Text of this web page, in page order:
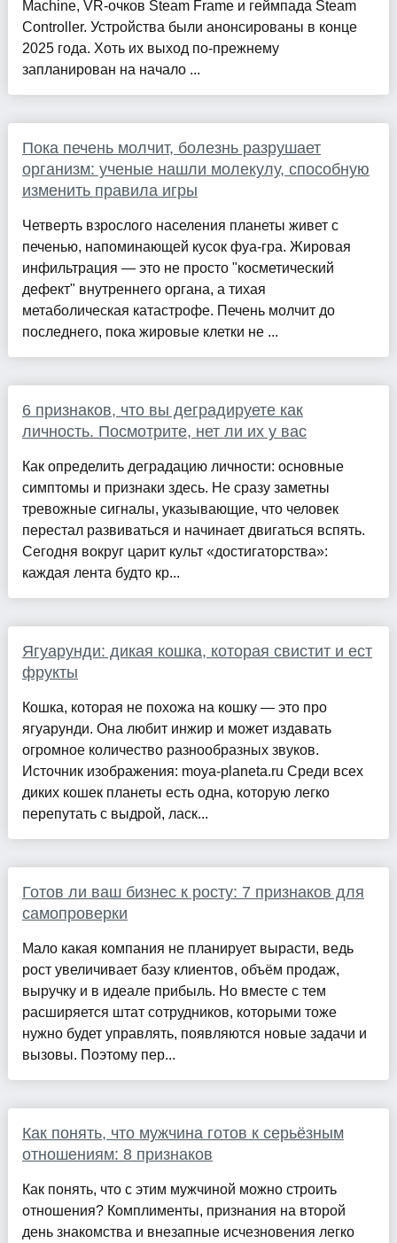
Machine, VR-очков Steam Frame и геймпада Steam
Controller. Устройства были анонсированы в конце
2025 года. Хоть их выход по-прежнему
запланирован на начало ...
Пока печень молчит, болезнь разрушает
организм: ученые нашли молекулу, способную
изменить правила игры
Четверть взрослого населения планеты живет с
печенью, напоминающей кусок фуа-гра. Жировая
инфильтрация — это не просто "косметический
дефект" внутреннего органа, а тихая
метаболическая катастрофе. Печень молчит до
последнего, пока жировые клетки не ...
6 признаков, что вы деградируете как
личность. Посмотрите, нет ли их у вас
Как определить деградацию личности: основные
симптомы и признаки здесь. Не сразу заметны
тревожные сигналы, указывающие, что человек
перестал развиваться и начинает двигаться вспять.
Сегодня вокруг царит культ «достигаторства»:
каждая лента будто кр...
Ягуарунди: дикая кошка, которая свистит и ест
фрукты
Кошка, которая не похожа на кошку — это про
ягуарунди. Она любит инжир и может издавать
огромное количество разнообразных звуков.
Источник изображения: moya-planeta.ru Среди всех
диких кошек планеты есть одна, которую легко
перепутать с выдрой, ласк...
Готов ли ваш бизнес к росту: 7 признаков для
самопроверки
Мало какая компания не планирует вырасти, ведь
рост увеличивает базу клиентов, объём продаж,
выручку и в идеале прибыль. Но вместе с тем
расширяется штат сотрудников, которыми тоже
нужно будет управлять, появляются новые задачи и
вызовы. Поэтому пер...
Как понять, что мужчина готов к серьёзным
отношениям: 8 признаков
Как понять, что с этим мужчиной можно строить
отношения? Комплименты, признания на второй
день знакомства и внезапные исчезновения легко